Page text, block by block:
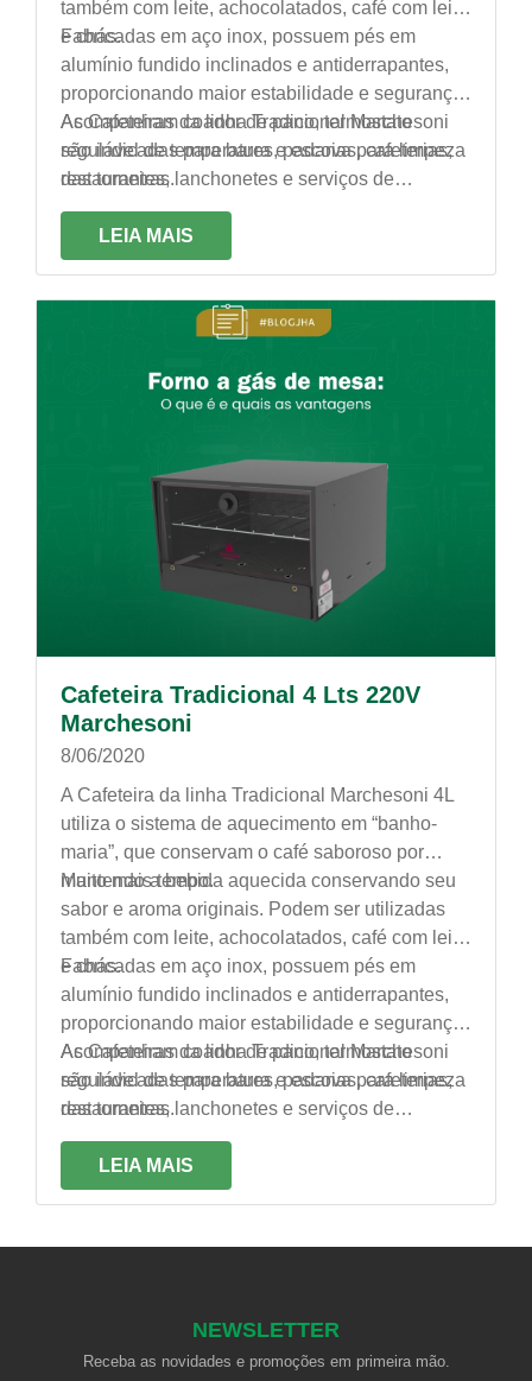
também com leite, achocolatados, café com leite
e chás.
Fabricadas em aço inox, possuem pés em
alumínio fundido inclinados e antiderrapantes,
proporcionando maior estabilidade e segurança.
Acompanham coador de pano, termostato
regulável de temperatura e escova para limpeza
das torneiras.
As Cafeteiras da linha Tradicional Marchesoni
são indicadas para bares, padarias, cafeterias,
restaurantes, lanchonetes e serviços de
alimentação em geral.
LEIA MAIS
Cafeteira Tradicional 4 Lts 220V
Marchesoni
8/06/2020
A Cafeteira da linha Tradicional Marchesoni 4L
utiliza o sistema de aquecimento em “banho-
maria”, que conservam o café saboroso por
muito mais tempo.
Mantendo a bebida aquecida conservando seu
sabor e aroma originais. Podem ser utilizadas
também com leite, achocolatados, café com leite
e chás.
Fabricadas em aço inox, possuem pés em
alumínio fundido inclinados e antiderrapantes,
proporcionando maior estabilidade e segurança.
Acompanham coador de pano, termostato
regulável de temperatura e escova para limpeza
das torneiras.
As Cafeteiras da linha Tradicional Marchesoni
são indicadas para bares, padarias, cafeterias,
restaurantes, lanchonetes e serviços de
alimentação em geral.
LEIA MAIS
NEWSLETTER
Receba as novidades e promoções em primeira mão.